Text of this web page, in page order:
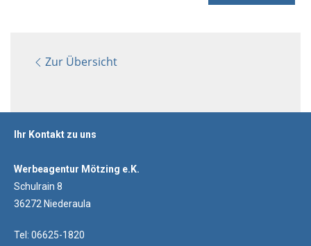
Zur Übersicht
Ihr Kontakt zu uns
Werbeagentur Mötzing e.K.
Schulrain 8
36272 Niederaula
Tel: 06625-1820